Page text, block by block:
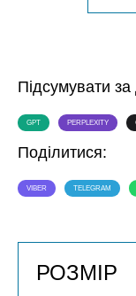
Підсумувати
GPT PERPLEXITY
Поділитися:
VIBER TELEGRAM
РОЗМІР